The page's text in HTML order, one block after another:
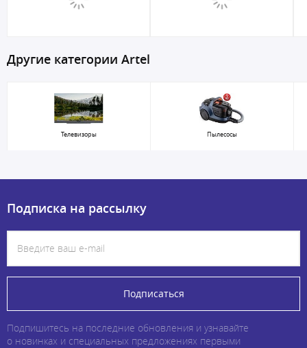
Другие категории Artel
Телевизоры Пылесосы
Подписка на рассылку
Подписаться
Подпишитесь на последние обновления и узнавайте
о новинках и специальных предложениях первыми